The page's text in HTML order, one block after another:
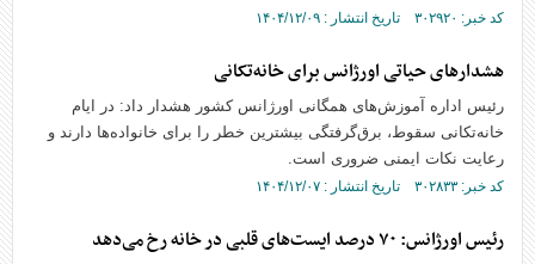
کد خبر: ۳۰۲۹۲۰ تاریخ انتشار : ۱۴۰۴/۱۲/۰۹
هشدارهای حیاتی اورژانس برای خانه‌تکانی
رئیس اداره آموزش‌های همگانی اورژانس کشور هشدار داد: در ایام
خانه‌تکانی سقوط، برق‌گرفتگی بیشترین خطر را برای خانواده‌ها دارند و
رعایت نکات ایمنی ضروری است.
کد خبر: ۳۰۲۸۳۳ تاریخ انتشار : ۱۴۰۴/۱۲/۰۷
رئیس اورژانس: ۷۰ درصد ایست‌های قلبی در خانه رخ می‌دهد